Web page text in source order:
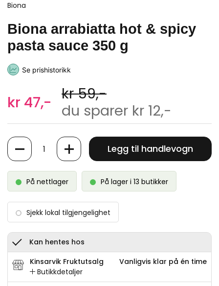
Biona
Biona arrabiatta hot & spicy
pasta sauce 350 g
Se prishistorikk
kr 47,- kr 59,-
du sparer kr 12,-
Antall
Legg til handlevogn
På nettlager På lager i 13 butikker
Sjekk lokal tilgjengelighet
Kan hentes hos
Kinsarvik Fruktutsalg
Butikkdetaljer
Vanligvis klar på én time